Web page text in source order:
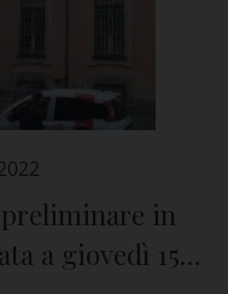
preliminare in
a giovedì 15